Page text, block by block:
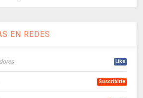
EN REDES
Like
Suscribirte